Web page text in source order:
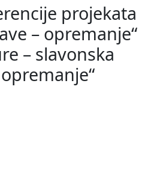
projekata
– opremanje“
– slavonska